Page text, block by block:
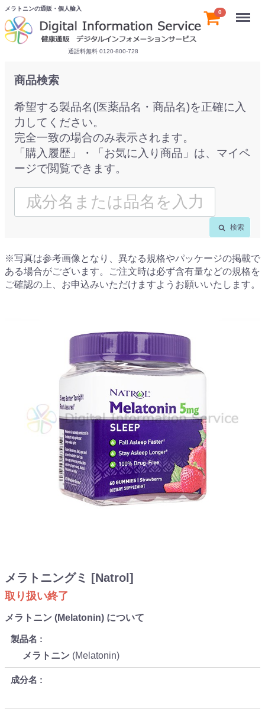
メラトニンの通販・個人輸入
通話料無料 0120-800-728
0 Menu
商品検索
希望する製品名(医薬品名・商品名)を正確に入
力してください。
完全一致の場合のみ表示されます。
「購入履歴」・「お気に入り商品」は、マイペ
ージで閲覧できます。
検索
※写真は参考画像となり、異なる規格やパッケージの掲載で
ある場合がございます。ご注文時は必ず含有量などの規格を
ご確認の上、お申込みいただけますようお願いいたします。
メラトニングミ [Natrol]
取り扱い終了
メラトニン (Melatonin) について
製品名
メラトニン (Melatonin)
成分名